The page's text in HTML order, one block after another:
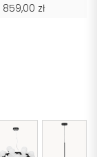
859,00 zł